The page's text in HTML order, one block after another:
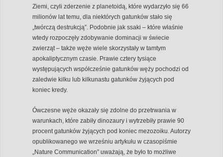
Ziemi, czyli zderzenie z planetoidą, które wydarzyło się 66
milionów lat temu, dla niektórych gatunków stało się
„twórczą destrukcją”. Podobnie jak ssaki – które właśnie
wtedy rozpoczęły zdobywanie dominacji w świecie
zwierząt – także węże wiele skorzystały w tamtym
apokaliptycznym czasie. Prawie cztery tysiące
występujących współcześnie gatunków węży pochodzi od
zaledwie kilku lub kilkunastu gatunków żyjących pod
koniec kredy.
Ówczesne węże okazały się zdolne do przetrwania w
warunkach, które zabiły dinozaury i wytrzebiły prawie 90
procent gatunków żyjących pod koniec mezozoiku. Autorzy
opublikowanego we wrześniu artykułu w czasopiśmie
„Nature Communication” uważają, że było to możliwe